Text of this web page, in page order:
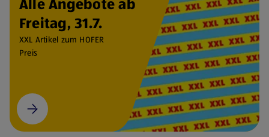
Alle Angebote ab
Freitag, 31.7.
XXL Artikel zum HOFER
Preis